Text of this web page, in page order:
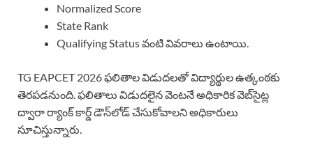
Normalized Score
State Rank
Qualifying Status వంటి వివరాలు ఉంటాయి.
TG EAPCET 2026 ఫలితాల విడుదలతో విద్యార్థుల ఉత్కంఠకు
తెరపడనుంది. ఫలితాలు విడుదలైన వెంటనే అధికారిక వెబ్‌సైట్ల
ద్వారా ర్యాంక్ కార్డ్ డౌన్‌లోడ్ చేసుకోవాలని అధికారులు
సూచిస్తున్నారు.